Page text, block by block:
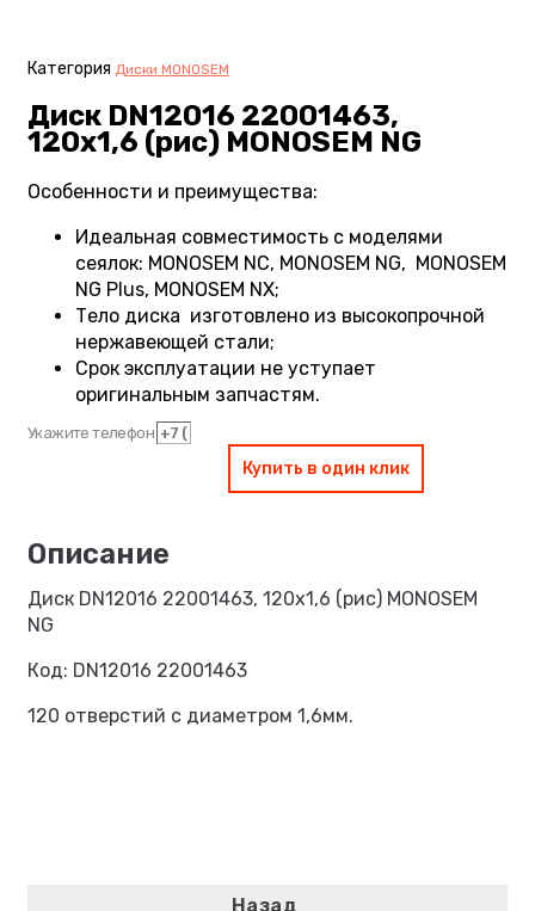
Категория Диски MONOSEM
Диск DN12016 22001463,
120х1,6 (рис) MONOSEM NG
Особенности и преимущества:
Идеальная совместимость с моделями
сеялок: MONOSEM NC, MONOSEM NG, MONOSEM
NG Plus, MONOSEM NX;
Тело диска изготовлено из высокопрочной
нержавеющей стали;
Срок эксплуатации не уступает
оригинальным запчастям.
Укажите телефон
Купить в один клик
Диск DN12016 22001463, 120х1,6 (рис) MONOSEM
NG
Код: DN12016 22001463
120 отверстий с диаметром 1,6мм.